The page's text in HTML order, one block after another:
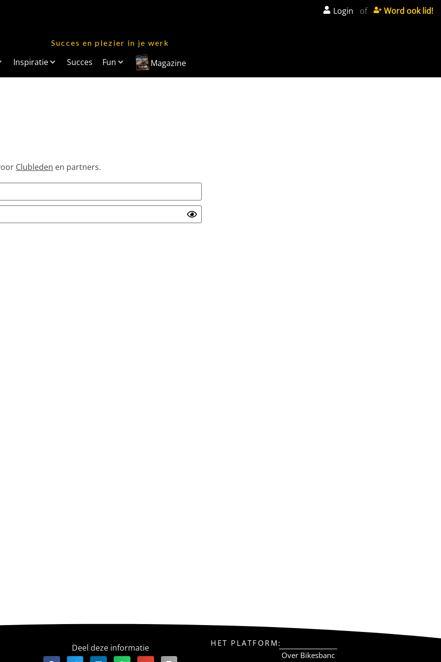
Login of Word ook lid!
Succes en plezier in je werk
Inspiratie Succes Fun Magazine
Clubleden en partners.
Deel deze informatie
HET PLATFORM:
Over Bikesbanc